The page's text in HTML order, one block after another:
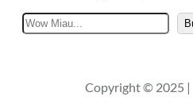
u
a
Copyright © 2025 |